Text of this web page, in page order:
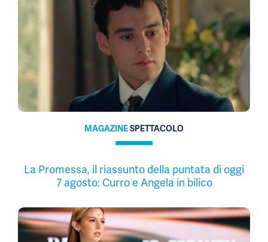
MAGAZINESPETTACOLO
La Promessa, il riassunto della puntata di oggi
7 agosto: Curro e Angela in bilico